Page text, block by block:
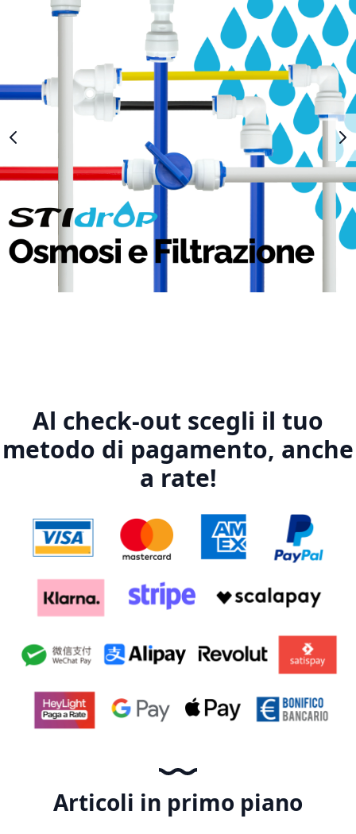
Al check-out scegli il tuo
metodo di pagamento, anche
a rate!
Articoli in primo piano